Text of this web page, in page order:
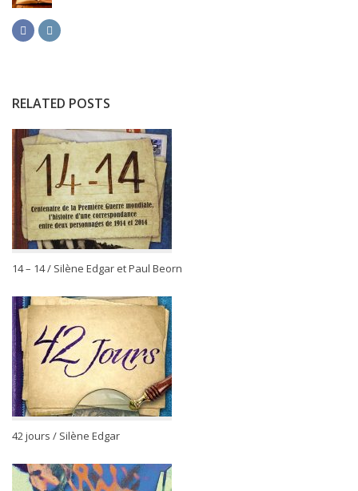
RELATED POSTS
14 – 14 / Silène Edgar et Paul Beorn
42 jours / Silène Edgar